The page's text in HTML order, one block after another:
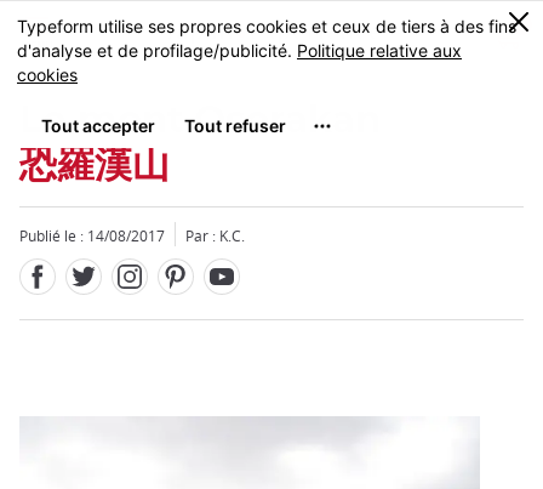
Skip
to
main
MENU
0
Le mont Osorakan
恐羅漢山
Publié le : 14/08/2017 Par : K.C.
Fermer
Fermer
element